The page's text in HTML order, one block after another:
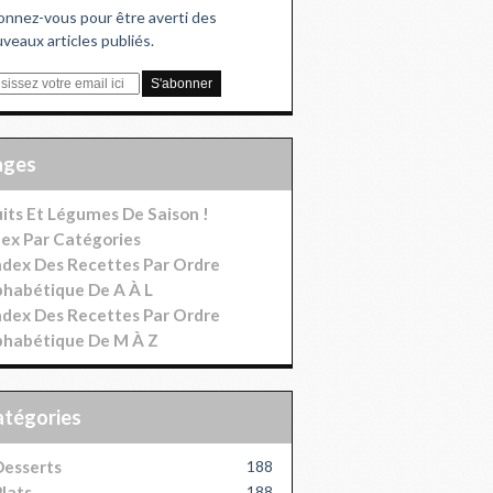
vous pour être averti des
articles publiés.
Et Légumes De Saison !
Par Catégories
Des Recettes Par Ordre
De A À L
Des Recettes Par Ordre
De M À Z
188